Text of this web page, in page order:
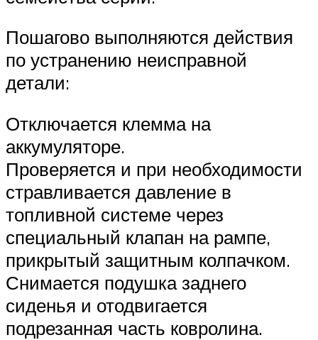
Пошагово выполняются действия
по устранению неисправной
детали:
Отключается клемма на
аккумуляторе.
Проверяется и при необходимости
стравливается давление в
топливной системе через
специальный клапан на рампе,
прикрытый защитным колпачком.
Снимается подушка заднего
сиденья и отодвигается
подрезанная часть ковролина.